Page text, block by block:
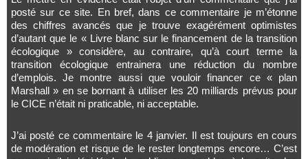
posté sur ce site. En bref, dans ce commentaire je m’étonne
des chiffres avancés que je trouve exagérément optimistes
d’autant que le « Livre blanc sur le financement de la transition
écologique » considère, au contraire, qu’à court terme la
transition écologique entrainera une réduction du nombre
d’emplois. Je montre aussi que vouloir financer ce « plan
Marshall » en se bornant à utiliser les 20 milliards prévus pour
le CICE n’était ni praticable, ni acceptable.
J’ai posté ce commentaire le 4 janvier. Il est toujours en cours
de modération et risque de le rester longtemps encore… C’est